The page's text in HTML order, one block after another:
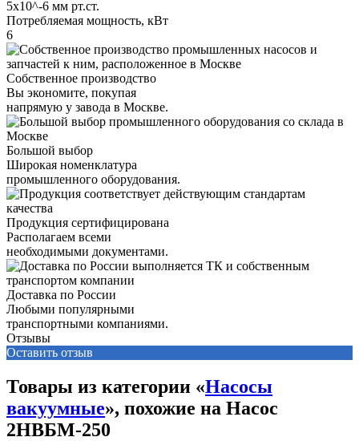
5х10^-6 мм рт.ст.
Потребляемая мощность, кВт
6
Собственное производство
Вы экономите, покупая
напрямую у завода в Москве.
Большой выбор
Широкая номенклатура
промышленного оборудования.
Продукция сертифицирована
Располагаем всеми
необходимыми документами.
Доставка по России
Любыми популярными
транспортными компаниями.
Отзывы
Оставить отзыв
Товары из категории «Насосы
вакуумные», похожие на Насос
2НВБМ-250